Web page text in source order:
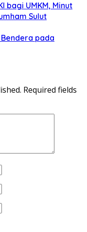
bagi UMKM, Minut
Sulut
pada
Required fields